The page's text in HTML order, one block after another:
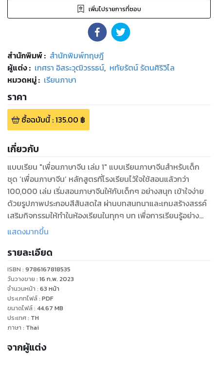
เพิ่มไปรายการที่ชอบ
สำนักพิมพ์: สำนักพิมพ์ทฤษฎี
ผู้แต่ง : เกศรา อิสระวุฒิวรรธน์, หทัยรัตน์ รัตนศิริวิไล
หมวดหมู่: เรียนภาษา
ราคา
ซื้อฉบับนี้:135.00 ฿
เกี่ยวกับ
แบบเรียน "เพื่อนภาษาจีน เล่ม 1" แบบเรียนภาษาจีนสำหรับเด็ก
ชุด ‘เพื่อนภาษาจีน’ หลักสูตรที่โรงเรียนไว้ใจใช้สอนแล้วกว่า
100,000 เล่ม เริ่มสอนภาษาจีนให้กับเด็กๆ อย่างสนุก เข้าใจง่าย
ด้วยรูปภาพประกอบสีสันสดใส ผ่านบทสนทนาและเกมสร้างสรรค์
เสริมกิจกรรมให้ทำในห้องเรียนในทุกๆ บท เพื่อการเรียนรู้อย่าง
เป็นธรรมชาติ เหมาะสำหรับเด็กอายุ 4- 12 ปี และคุณครูผู้สอนใช้
ครบจบในตัว” ในชุดประกอบด้วยหนังสือ 6 เล่ม ‘เพื่อนภาษาจีน’
เล่ม 1 - 6
แสดงมากขึ้น
รายละเอียด
ISBN : 9786167818535
วันวางขาย : 16 ก.พ. 2023
จำนวนหน้า : 63 หน้า
ประเภทไฟล์: PDF
ขนาดไฟล์: 44.67 MB
ประเทศ: TH
ภาษา : Thai
จากผู้แต่ง